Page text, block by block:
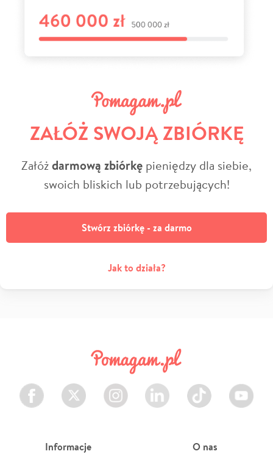
ZAŁÓŻ SWOJĄ ZBIÓRKĘ
Załóżdarmową zbiórkę pieniędzy dla siebie,
swoich bliskich lub potrzebujących!
Stwórz zbiórkę - za darmo
Jak to działa?
Facebook Twitter Instagram LinkedIn TikTok Youtube
Informacje O nas